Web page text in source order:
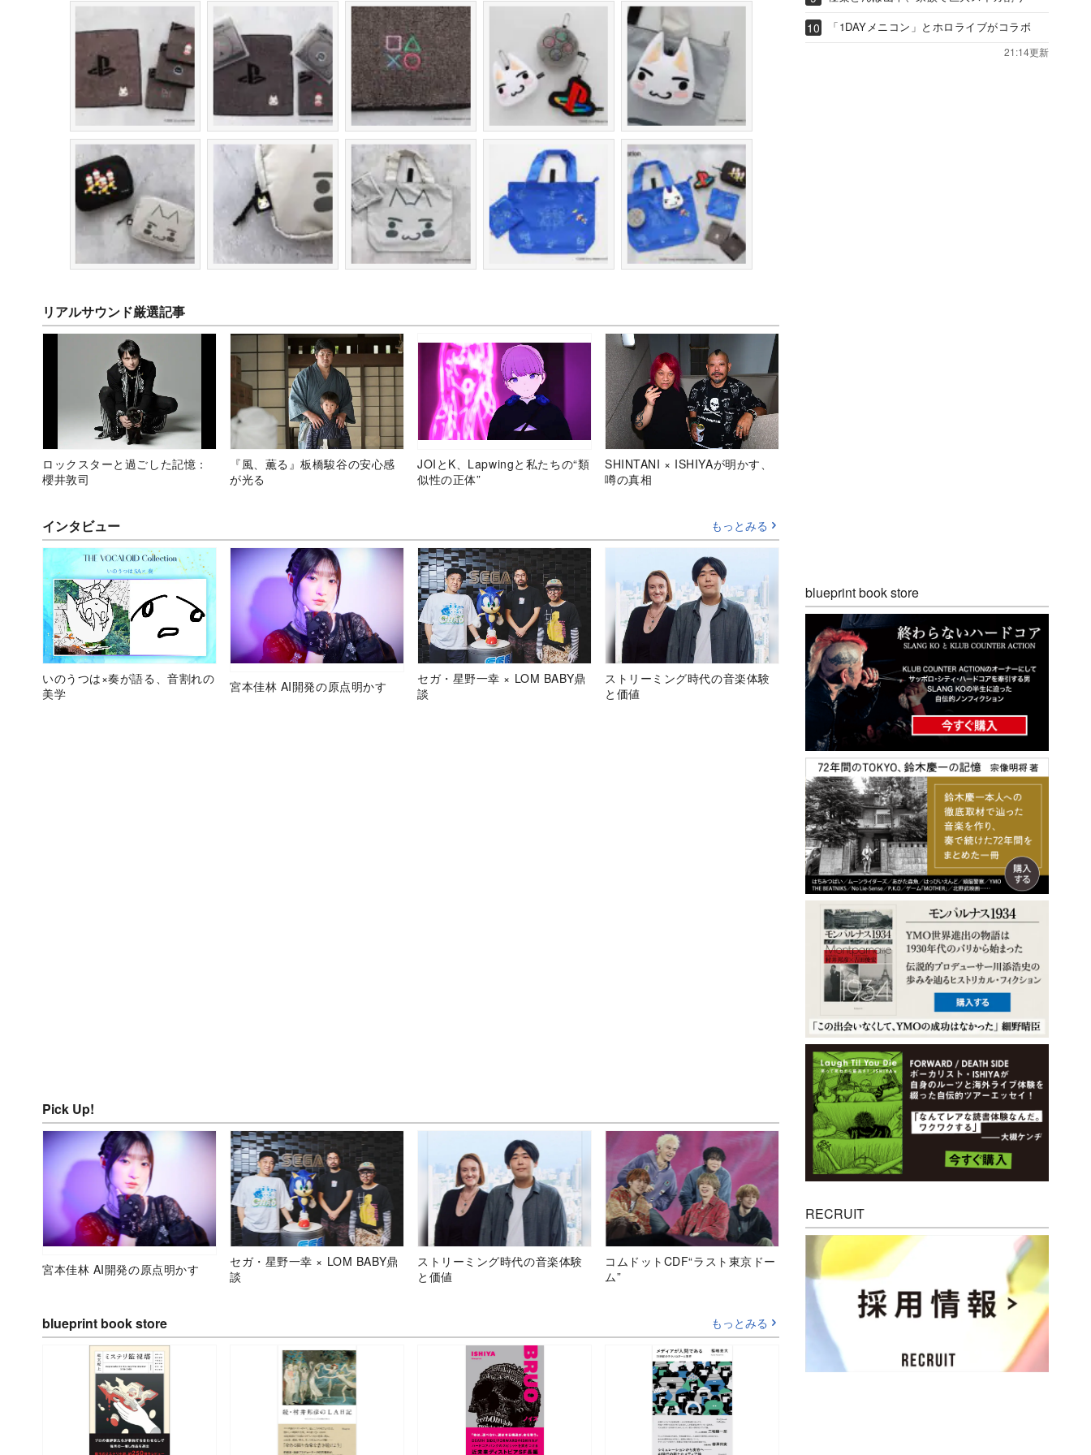
リアルサウンド厳選記事
ロックスターと過ごした記憶：
櫻井敦司
『風、薫る』板橋駿谷の安心感
が光る
JOIとK、Lapwingと私たちの“類
似性の正体”
SHINTANI × ISHIYAが明かす、
噂の真相
インタビュー もっとみる
いのうつは×奏が語る、音割れの
美学
宮本佳林 AI開発の原点明かす
セガ・星野一幸 × LOM BABY鼎
談
ストリーミング時代の音楽体験
と価値
Pick Up!
宮本佳林 AI開発の原点明かす
セガ・星野一幸 × LOM BABY鼎
談
ストリーミング時代の音楽体験
と価値
コムドットCDF“ラスト東京ドー
ム”
blueprint book store もっとみる
「1DAYメニコン」とホロライブがコラボ
21:14更新
blueprint book store
RECRUIT